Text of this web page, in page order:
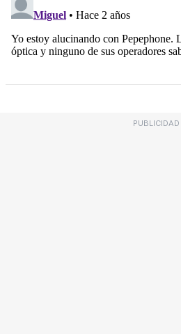
PUBLICIDAD